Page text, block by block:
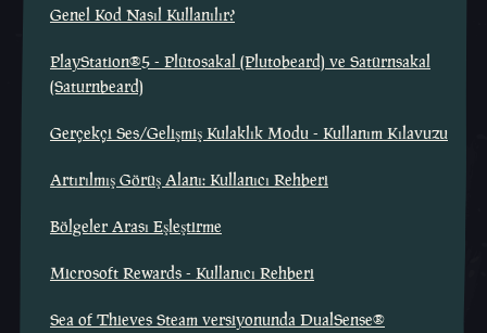
Genel Kod Nasıl Kullanılır?
PlayStation®5 - Plütosakal (Plutobeard) ve Satürnsakal
(Saturnbeard)
Gerçekçi Ses/Gelişmiş Kulaklık Modu - Kullanım Kılavuzu
Artırılmış Görüş Alanı: Kullanıcı Rehberi
Bölgeler Arası Eşleştirme
Microsoft Rewards - Kullanıcı Rehberi
Sea of Thieves Steam versiyonunda DualSense®